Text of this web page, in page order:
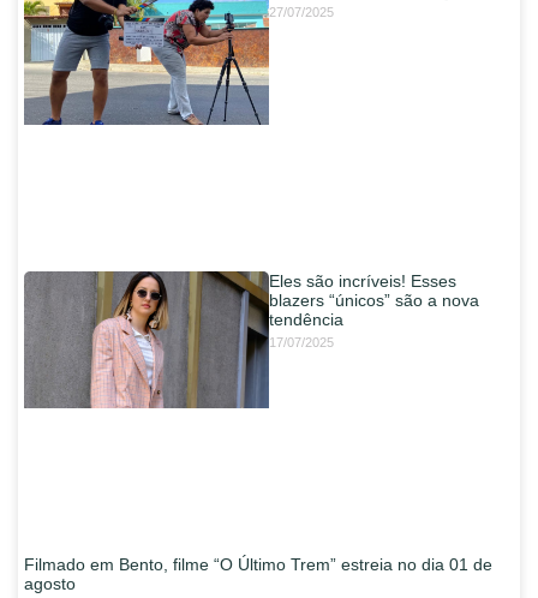
27/07/2025
Eles são incríveis! Esses
blazers “únicos” são a nova
tendência
17/07/2025
Filmado em Bento, filme “O Último Trem” estreia no dia 01 de
agosto